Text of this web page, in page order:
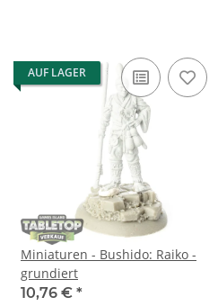
AUF LAGER
Miniaturen - Bushido: Raiko -
grundiert
10,76 € *